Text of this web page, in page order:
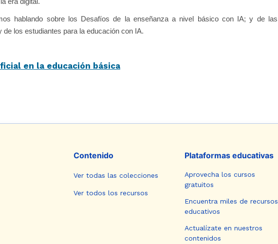
hablando sobre los Desafíos de la enseñanza a nivel básico con IA; y de las
los estudiantes para la educación con IA.
en la educación básica
Contenido
Ver todas las colecciones
Ver todos los recursos
Plataformas educativas
Aprovecha los cursos
gratuitos
Encuentra miles de recursos
educativos
Actualízate en nuestros
contenidos